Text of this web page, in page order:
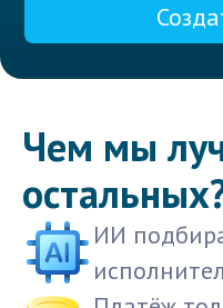
Чем мы
ИИ